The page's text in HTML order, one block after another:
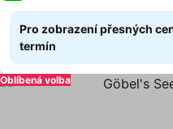
Pro zobrazení přesných
termín
Oblíbená volba